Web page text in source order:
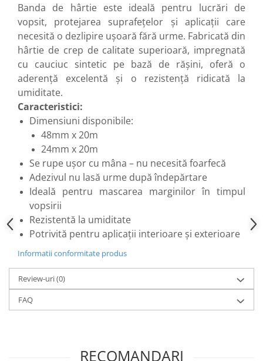
Scule electrice
Accesorii pentru polizor
Accesorii scule electrice
Compresoare aer
Fierastrau sabie
Fierăstrău circular
Flexuri
Mixere mortar
Motoare electrice
Pistoale de bătut cuie
Polizoare
Seturi aparate electrice
Testere electrice
Unelte multifuncționale
Vibratoare pentru beton
Scule manuale
Aparate de Tăiat Gresie
Briceag multifuncțional
Ciocan
Clești
Scule pentru Gresie și Sticlă
Banda de hârtie este ideală pentru lucrări de
vopsit, protejarea suprafețelor și aplicații care
necesită o dezlipire ușoară fără urme. Fabricată din
hârtie de crep de calitate superioară, impregnată
cu cauciuc sintetic pe bază de rășini, oferă o
aderență excelentă și o rezistență ridicată la
umiditate.
Caracteristici:
Dimensiuni disponibile:
48mm x 20m
24mm x 20m
Se rupe ușor cu mâna – nu necesită foarfecă
Adezivul nu lasă urme după îndepărtare
Ideală pentru mascarea marginilor în timpul
vopsirii
Rezistentă la umiditate
Potrivită pentru aplicații interioare și exterioare
Informatii conformitate produs
Review-uri(0)
FAQ
RECOMANDARI